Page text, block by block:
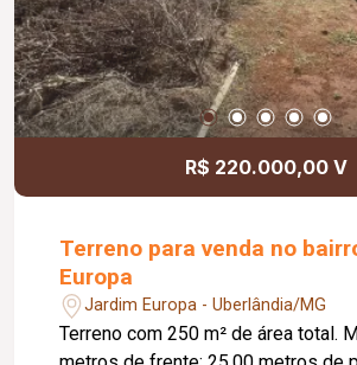
R$ 220.000,00 V
Terreno para venda no
Europa
Jardim Europa - Uberlândia/MG
Terreno com 250 m² de área total. Medidas: 10,00